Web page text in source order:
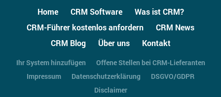
Home CRM Software
Was ist CRM?
CRM-Führer kostenlos anfordern
CRM News
CRM Blog
Über uns Kontakt
Ihr System hinzufügen
Offene Stellen bei CRM-Lieferanten
Impressum
Datenschutzerklärung
DSGVO/GDPR
Disclaimer